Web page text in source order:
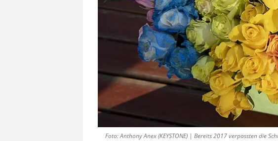
Foto: Anthony Anex (KEYSTONE) | Bereits 2017 verpassten die